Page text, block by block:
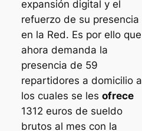
expansión digital y el
refuerzo de su presencia
en la Red. Es por ello que
ahora demanda la
presencia de 59
repartidores a domicilio a
los cuales se les ofrece
1312 euros de sueldo
brutos al mes con la